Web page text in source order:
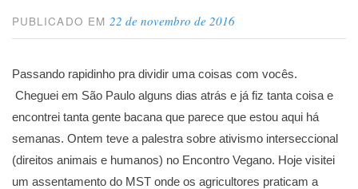
PUBLICADO EM 22 de novembro de 2016
Passando rapidinho pra dividir uma coisas com vocês.
Cheguei em São Paulo alguns dias atrás e já fiz tanta coisa e
encontrei tanta gente bacana que parece que estou aqui há
semanas. Ontem teve a palestra sobre ativismo interseccional
(direitos animais e humanos) no Encontro Vegano. Hoje visitei
um assentamento do MST onde os agricultores praticam a